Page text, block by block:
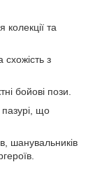
та
схожість з
бойові пози.
пазурі, що
шанувальників